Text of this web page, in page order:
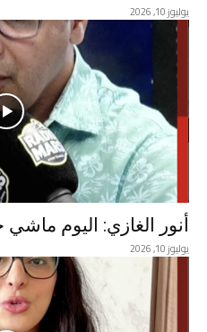
يوليوز 10, 2026
أنور الغازي: اليوم ماشي
يوليوز 10, 2026